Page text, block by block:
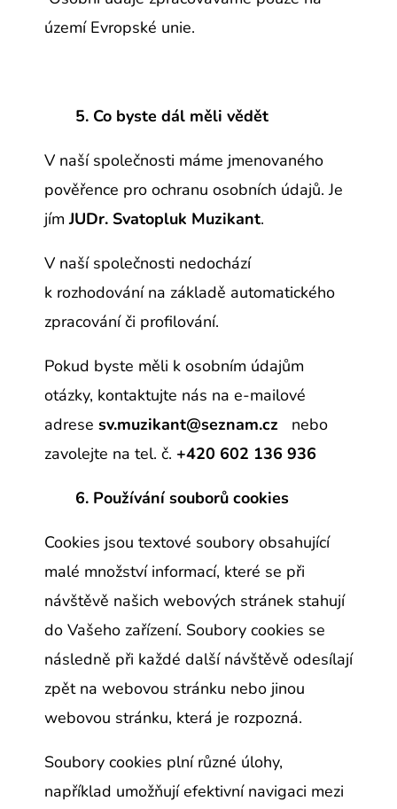
území Evropské unie.
5. Co byste dál měli vědět
V naší společnosti máme jmenovaného
pověřence pro ochranu osobních údajů. Je
jímJUDr. Svatopluk Muzikant.
V naší společnosti nedochází
k rozhodování na základě automatického
zpracování či profilování.
Pokud byste měli k osobním údajům
otázky, kontaktujte nás na e-mailové
adrese sv.muzikant@seznam.cz
nebo
zavolejte na tel. č. ‭+420 602 136 936
6. Používání souborů cookies
Cookies jsou textové soubory obsahující
malé množství informací, které se při
návštěvě našich webových stránek stahují
do Vašeho zařízení. Soubory cookies se
následně při každé další návštěvě odesílají
zpět na webovou stránku nebo jinou
webovou stránku, která je rozpozná.
Soubory cookies plní různé úlohy,
například umožňují efektivní navigaci mezi